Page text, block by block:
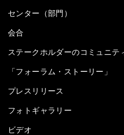
センター（部門）
会合
ステークホルダーのコミュニテ
「フォーラム・ストーリー」
プレスリリース
フォトギャラリー
ビデオ